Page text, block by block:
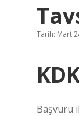
Tarih: Mart
Başvuru